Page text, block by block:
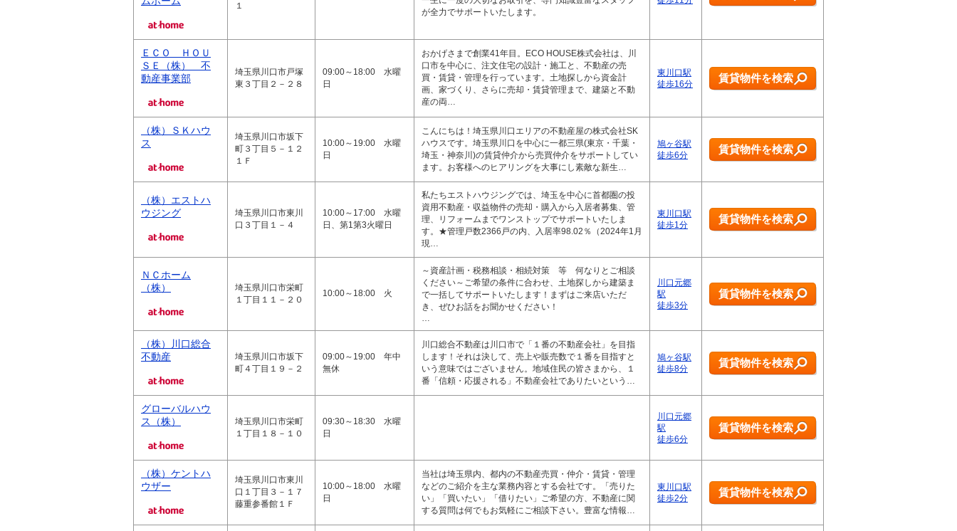
１
が全力でサポートいたします。
ＥＣＯ ＨＯＵ
ＳＥ（株） 不
動産事業部
埼玉県川口市戸塚
東３丁目２－２８
09:00～18:00 水曜
日
おかげさまで創業41年目。ECO HOUSE株式会社は、川
口市を中心に、注文住宅の設計・施工と、不動産の売
買・賃貸・管理を行っています。土地探しから資金計
画、家づくり、さらに売却・賃貸管理まで、建築と不動
産の両…
東川口駅
徒歩16分
賃貸物件を検索
（株）ＳＫハウ
ス
埼玉県川口市坂下
町３丁目５－１２
１Ｆ
10:00～19:00 水曜
日
こんにちは！埼玉県川口エリアの不動産屋の株式会社SK
ハウスです。埼玉県川口を中心に一都三県(東京・千葉・
埼玉・神奈川)の賃貸仲介から売買仲介をサポートしてい
ます。お客様へのヒアリングを大事にし素敵な新生…
鳩ヶ谷駅
徒歩6分
賃貸物件を検索
（株）エストハ
ウジング
埼玉県川口市東川
口３丁目１－４
10:00～17:00 水曜
日、第1第3火曜日
私たちエストハウジングでは、埼玉を中心に首都圏の投
資用不動産・収益物件の売却・購入から入居者募集、管
理、リフォームまでワンストップでサポートいたしま
す。★管理戸数2366戸の内、入居率98.02％（2024年1月
現…
東川口駅
徒歩1分
賃貸物件を検索
ＮＣホーム
（株）
埼玉県川口市栄町
１丁目１１－２０
10:00～18:00 火
～資産計画・税務相談・相続対策 等 何なりとご相談
ください～ご希望の条件に合わせ、土地探しから建築ま
で一括してサポートいたします！まずはご来店いただ
き、ぜひお話をお聞かせください！
…
川口元郷
駅
徒歩3分
賃貸物件を検索
（株）川口総合
不動産
埼玉県川口市坂下
町４丁目１９－２
09:00～19:00 年中
無休
川口総合不動産は川口市で「１番の不動産会社」を目指
します！それは決して、売上や販売数で１番を目指すと
いう意味ではございません。地域住民の皆さまから、１
番「信頼・応援される」不動産会社でありたいという…
鳩ヶ谷駅
徒歩8分
賃貸物件を検索
グローバルハウ
ス（株）
埼玉県川口市栄町
１丁目１８－１０
09:30～18:30 水曜
日
川口元郷
駅
徒歩6分
賃貸物件を検索
（株）ケントハ
ウザー
埼玉県川口市東川
口１丁目３－１７
藤重参番館１Ｆ
10:00～18:00 水曜
日
当社は埼玉県内、都内の不動産売買・仲介・賃貸・管理
などのご紹介を主な業務内容とする会社です。「売りた
い」「買いたい」「借りたい」ご希望の方、不動産に関
する質問は何でもお気軽にご相談下さい。豊富な情報…
東川口駅
徒歩2分
賃貸物件を検索